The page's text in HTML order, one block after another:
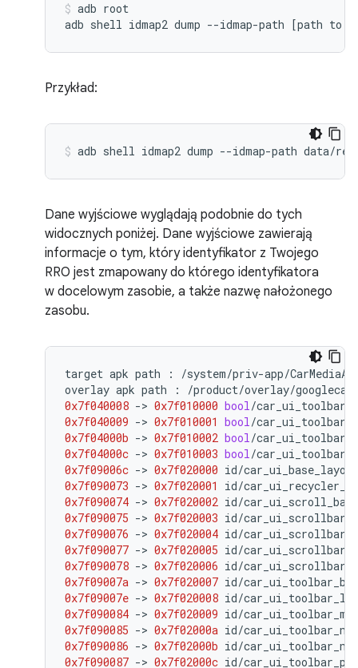
adb root
adb shell idmap2 dump --idmap-path [path to
Przykład:
adb shell idmap2 dump --idmap-path data/
Dane wyjściowe wyglądają podobnie do tych
widocznych poniżej. Dane wyjściowe zawierają
informacje o tym, który identyfikator z Twojego
RRO jest zmapowany do którego identyfikatora
w docelowym zasobie, a także nazwę nałożonego
zasobu.
target apk path : /system/priv-app/
overlay apk path : /product/overlay/
0x7f040008 -> 0x7f010000 bool/
0x7f040009 -> 0x7f010001 bool/
0x7f04000b -> 0x7f010002 bool/
0x7f04000c -> 0x7f010003 bool/
0x7f09006c -> 0x7f020000 id/
0x7f090073 -> 0x7f020001 id/
0x7f090074 -> 0x7f020002 id/car_ui_scroll_bar
0x7f090075 -> 0x7f020003 id/
0x7f090076 -> 0x7f020004 id/
0x7f090077 -> 0x7f020005 id/
0x7f090078 -> 0x7f020006 id/
0x7f09007a -> 0x7f020007 id/
0x7f09007e -> 0x7f020008 id/
0x7f090084 -> 0x7f020009 id/
0x7f090085 -> 0x7f02000a id/
0x7f090086 -> 0x7f02000b id/
0x7f090087 -> 0x7f02000c id/